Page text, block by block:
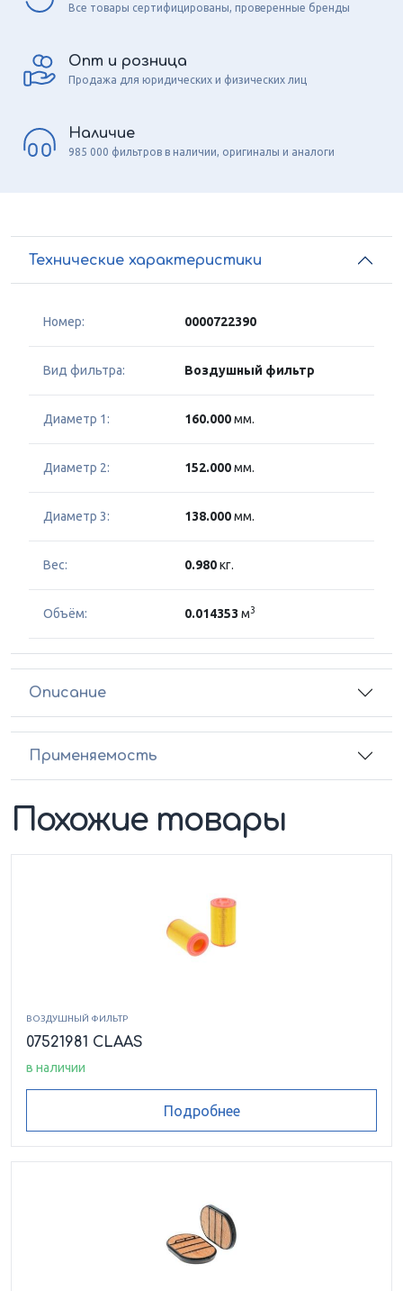
Все товары сертифицированы, проверенные бренды
Опт и розница
Продажа для юридических и физических лиц
Наличие
985 000 фильтров в наличии, оригиналы и аналоги
Технические характеристики
Номер: 0000722390
Вид фильтра: Воздушный фильтр
Диаметр 1: 160.000мм.
Диаметр 2: 152.000мм.
Диаметр 3: 138.000мм.
Вес: 0.980кг.
Объём: 0.014353 м3
Описание
Применяемость
Похожие товары
ВОЗДУШНЫЙ ФИЛЬТР
07521981 CLAAS
в наличии
Подробнее